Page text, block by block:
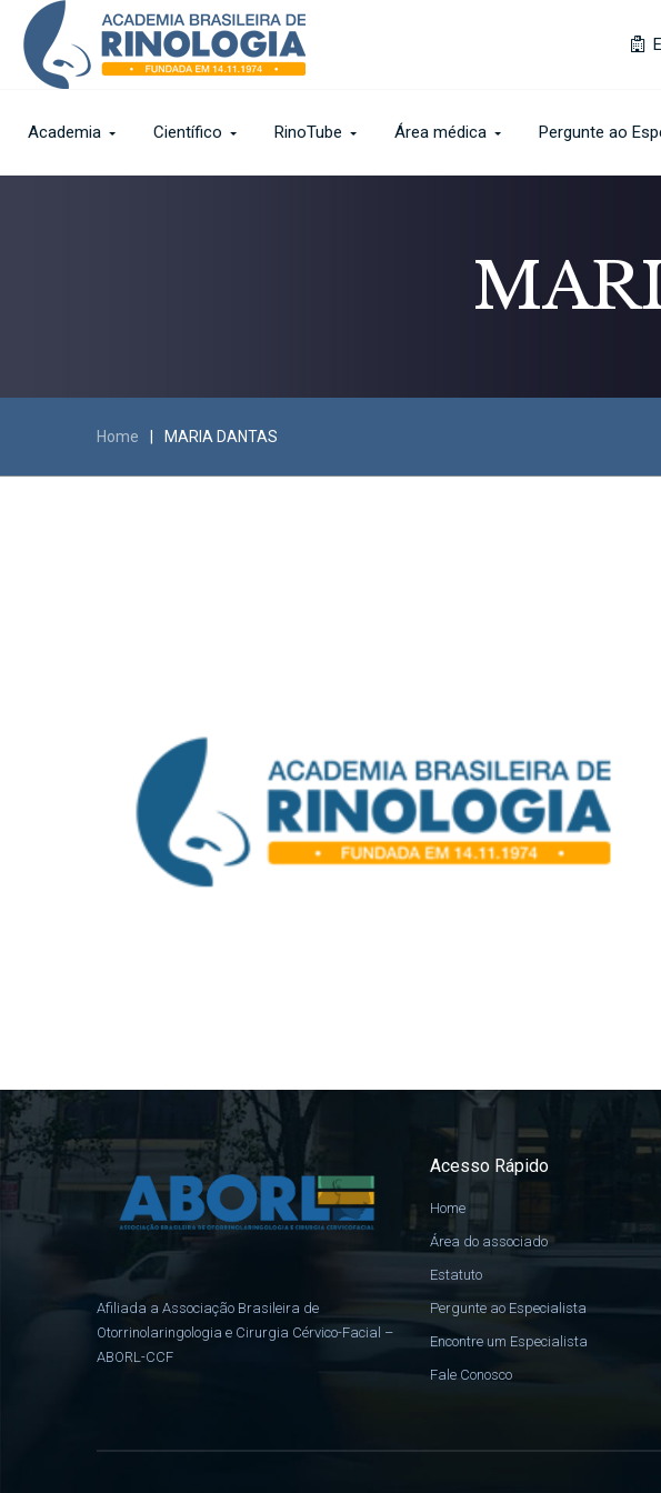
Academia Científico RinoTube Área médica Pergunte ao
Home MARIA DANTAS
Afiliada a Associação Brasileira de
Otorrinolaringologia e Cirurgia Cérvico-Facial –
ABORL-CCF
Acesso Rápido
Home
Área do associado
Estatuto
Pergunte ao Especialista
Encontre um Especialista
Fale Conosco